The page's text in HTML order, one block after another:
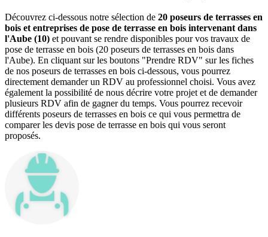
Découvrez ci-dessous notre sélection de 20 poseurs de terrasses en
bois et entreprises de pose de terrasse en bois intervenant dans
l'Aube (10) et pouvant se rendre disponibles pour vos travaux de
pose de terrasse en bois (20 poseurs de terrasses en bois dans
l'Aube). En cliquant sur les boutons "Prendre RDV" sur les fiches
de nos poseurs de terrasses en bois ci-dessous, vous pourrez
directement demander un RDV au professionnel choisi. Vous avez
également la possibilité de nous décrire votre projet et de demander
plusieurs RDV afin de gagner du temps. Vous pourrez recevoir
différents poseurs de terrasses en bois ce qui vous permettra de
comparer les devis pose de terrasse en bois qui vous seront
proposés.